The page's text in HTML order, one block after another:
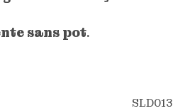
sans pot.
SLD013